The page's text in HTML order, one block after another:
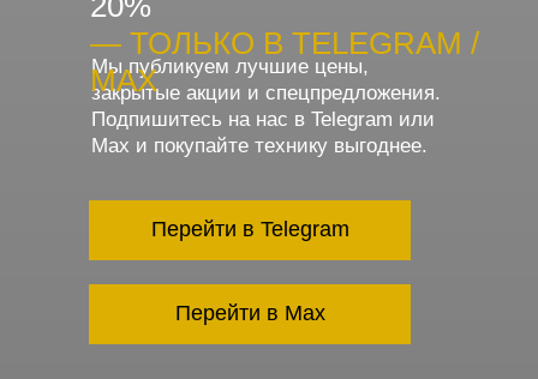
Мы публикуем лучшие цены,
закрытые акции и спецпредложения.
Подпишитесь на нас в Telegram или
Max и покупайте технику выгоднее.
Перейти в Telegram
Перейти в Max
— ТОЛЬКО В TELEGRAM /
MAX